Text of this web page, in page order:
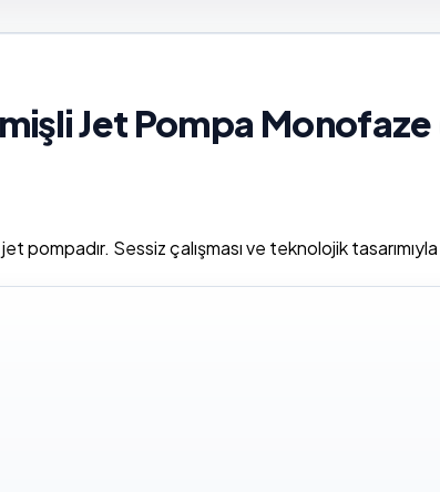
Jet Pompa Monofaze
pompadır. Sessiz çalışması ve teknolojik